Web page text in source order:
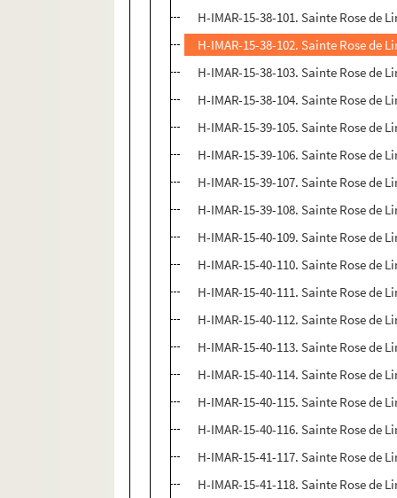
H-IMAR-15-38-101. Sainte Rose de
H-IMAR-15-38-102. Sainte Rose de
H-IMAR-15-38-103. Sainte Rose de
H-IMAR-15-38-104. Sainte Rose de
H-IMAR-15-39-105. Sainte Rose de
H-IMAR-15-39-106. Sainte Rose de
H-IMAR-15-39-107. Sainte Rose de
H-IMAR-15-39-108. Sainte Rose de
H-IMAR-15-40-109. Sainte Rose de
H-IMAR-15-40-110. Sainte Rose de
H-IMAR-15-40-111. Sainte Rose de
H-IMAR-15-40-112. Sainte Rose de
H-IMAR-15-40-113. Sainte Rose de
H-IMAR-15-40-114. Sainte Rose de
H-IMAR-15-40-115. Sainte Rose de
H-IMAR-15-40-116. Sainte Rose de
H-IMAR-15-41-117. Sainte Rose de
H-IMAR-15-41-118. Sainte Rose de